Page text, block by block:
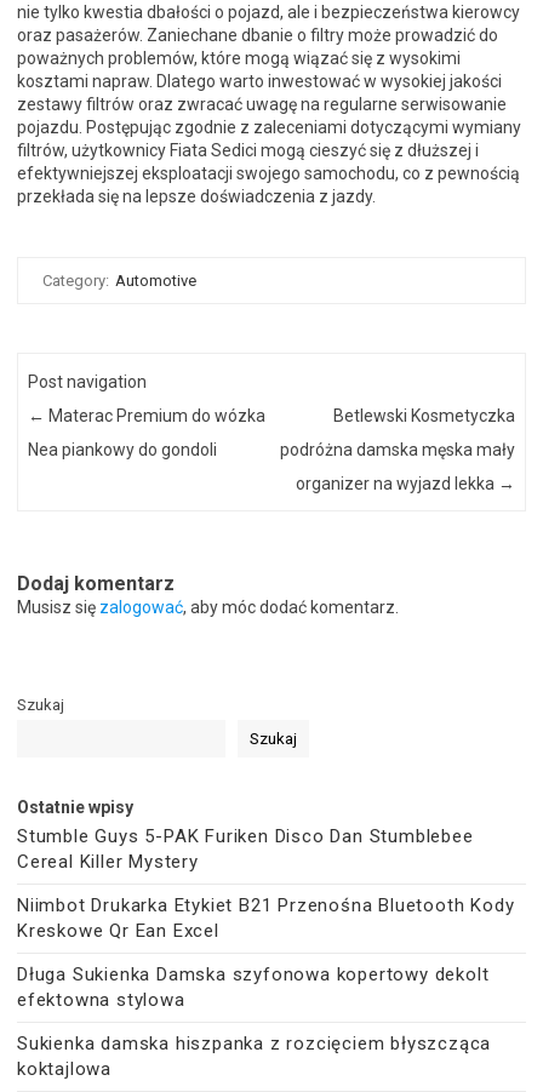
nie tylko kwestia dbałości o pojazd, ale i bezpieczeństwa kierowcy
oraz pasażerów. Zaniechane dbanie o filtry może prowadzić do
poważnych problemów, które mogą wiązać się z wysokimi
kosztami napraw. Dlatego warto inwestować w wysokiej jakości
zestawy filtrów oraz zwracać uwagę na regularne serwisowanie
pojazdu. Postępując zgodnie z zaleceniami dotyczącymi wymiany
filtrów, użytkownicy Fiata Sedici mogą cieszyć się z dłuższej i
efektywniejszej eksploatacji swojego samochodu, co z pewnością
przekłada się na lepsze doświadczenia z jazdy.
Category: Automotive
Post navigation
← Materac Premium do wózka
Nea piankowy do gondoli
Betlewski Kosmetyczka
podróżna damska męska mały
organizer na wyjazd lekka →
Dodaj komentarz
Musisz się zalogować, aby móc dodać komentarz.
Szukaj
Szukaj
Ostatnie wpisy
Stumble Guys 5-PAK Furiken Disco Dan Stumblebee
Cereal Killer Mystery
Niimbot Drukarka Etykiet B21 Przenośna Bluetooth Kody
Kreskowe Qr Ean Excel
Długa Sukienka Damska szyfonowa kopertowy dekolt
efektowna stylowa
Sukienka damska hiszpanka z rozcięciem błyszcząca
koktajlowa